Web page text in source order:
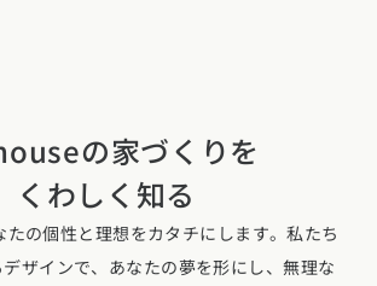
の家づくりを
くわしく知る
の個性と理想をカタチにします。私たち
ザインで、あなたの夢を形にし、無理な